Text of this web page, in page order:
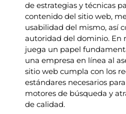
de estrategias y técnicas
contenido del sitio web,
usabilidad del mismo, así
autoridad del dominio. En
juega un papel
una empresa en línea al
sitio web cumpla con los
estándares necesarios
motores de búsqueda y
de calidad.